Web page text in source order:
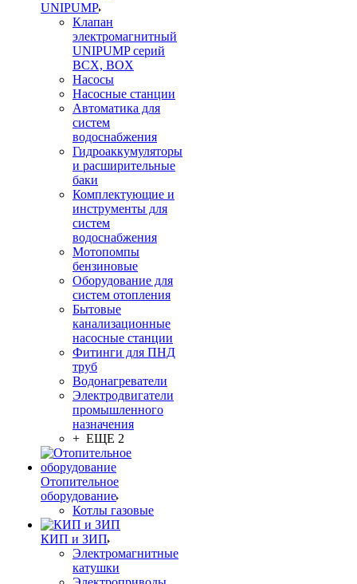
UNIPUMP
Клапан
электромагнитный
UNIPUMP серий
BCX, BOX
Насосы
Насосные станции
Автоматика для
систем
водоснабжения
Гидроаккумуляторы
и расширительные
баки
Комплектующие и
инструменты для
систем
водоснабжения
Мотопомпы
бензиновые
Оборудование для
систем отопления
Бытовые
канализационные
насосные станции
Фитинги для ПНД
труб
Водонагреватели
Электродвигатели
промышленного
назначения
+ ЕЩЕ 2
Отопительное
оборудование
Котлы газовые
КИП и ЗИП
Электромагнитные
катушки